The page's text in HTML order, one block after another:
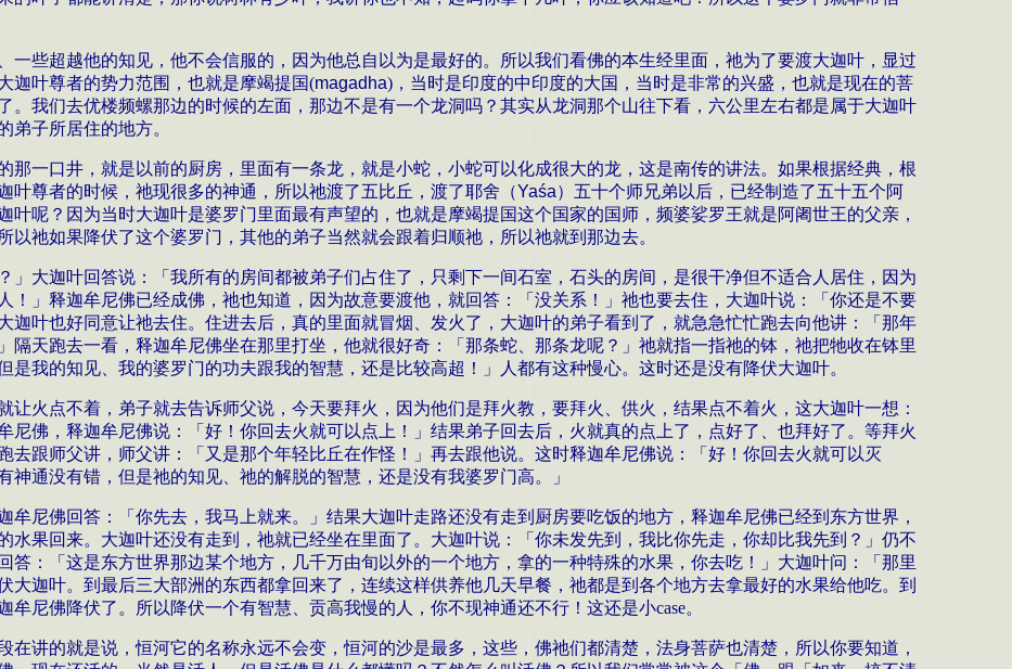
一些超越他的知见，他不会信服的，因为他总自以为是最好的。所以我们看佛的本生经里面，祂为了要渡大迦叶，显过
迦叶尊者的势力范围，也就是摩竭提国(magadha) ，当时是印度的中印度的大国，当时是非常的兴盛，也就是现在的菩
。我们去优楼频螺那边的时候的左面，那边不是有一个龙洞吗？其实从龙洞那个山往下看，六公里左右都是属于大迦叶
弟子所居住的地方。
那一口井，就是以前的厨房，里面有一条龙，就是小蛇，小蛇可以化成很大的龙，这是南传的讲法。如果根据经典，根
叶尊者的时候，祂现很多的神通，所以祂渡了五比丘，渡了耶舍 （Yaśa） 五十个师兄弟以后，已经制造了五十五个阿
叶呢？因为当时大迦叶是婆罗门里面最有声望的，也就是摩竭提国这个国家的国师，频婆娑罗王就是阿阇世王的父亲，
祂如果降伏了这个婆罗门，其他的弟子当然就会跟着归顺祂，所以祂就到那边去。
」大迦叶回答说：「我所有的房间都被弟子们占住了，只剩下一间石室，石头的房间，是很干净但不适合人居住，因为
！」释迦牟尼佛已经成佛，祂也知道，因为故意要渡他，就回答：「没关系！」祂也要去住，大迦叶说：「你还是不要
迦叶也好同意让祂去住。住进去后，真的里面就冒烟、发火了，大迦叶的弟子看到了，就急急忙忙跑去向他讲：「那年
隔天跑去一看，释迦牟尼佛坐在那里打坐，他就很好奇：「那条蛇、那条龙呢？」祂就指一指祂的钵，祂把牠收在钵里
我的知见、我的婆罗门的功夫跟我的智慧，还是比较高超！」人都有这种慢心。这时还是没有降伏大迦叶。
让火点不着，弟子就去告诉师父说，今天要拜火，因为他们是拜火教，要拜火、供火，结果点不着火，这大迦叶一想：
尼佛，释迦牟尼佛说：「好！你回去火就可以点上！」结果弟子回去后，火就真的点上了，点好了、也拜好了。等拜火
去跟师父讲，师父讲：「又是那个年轻比丘在作怪！」再去跟他说。这时释迦牟尼佛说：「好！你回去火就可以灭
通没有错，但是祂的知见、祂的解脱的智慧，还是没有我婆罗门高。」
牟尼佛回答：「你先去，我马上就来。」结果大迦叶走路还没有走到厨房要吃饭的地方，释迦牟尼佛已经到东方世界，
水果回来。大迦叶还没有走到，祂就已经坐在里面了。大迦叶说：「你未发先到，我比你先走，你却比我先到？」仍不
答：「这是东方世界那边某个地方，几千万由旬以外的一个地方，拿的一种特殊的水果，你去吃！」大迦叶问：「那里
大迦叶。到最后三大部洲的东西都拿回来了，连续这样供养他几天早餐，祂都是到各个地方去拿最好的水果给他吃。到
牟尼佛降伏了。所以降伏一个有智慧、贡高我慢的人，你不现神通还不行！这还是小case。
在讲的就是说，恒河它的名称永远不会变，恒河的沙是最多，这些，佛祂们都清楚，法身菩萨也清楚，所以你要知道，